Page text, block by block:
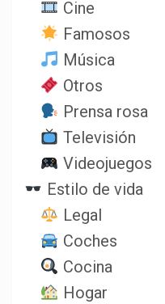
Cine
Famosos
Música
Otros
Prensa rosa
Televisión
Videojuegos
Estilo de vida
Legal
Coches
Cocina
Hogar